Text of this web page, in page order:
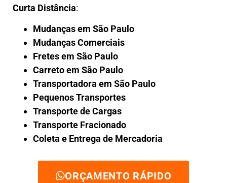
Curta Distância:
Mudanças em São Paulo
Mudanças Comerciais
Fretes em São Paulo
Carreto em São Paulo
Transportadora em São Paulo
Pequenos Transportes
Transporte de Cargas
Transporte Fracionado
Coleta e Entrega de Mercadoria
ORÇAMENTO RÁPIDO